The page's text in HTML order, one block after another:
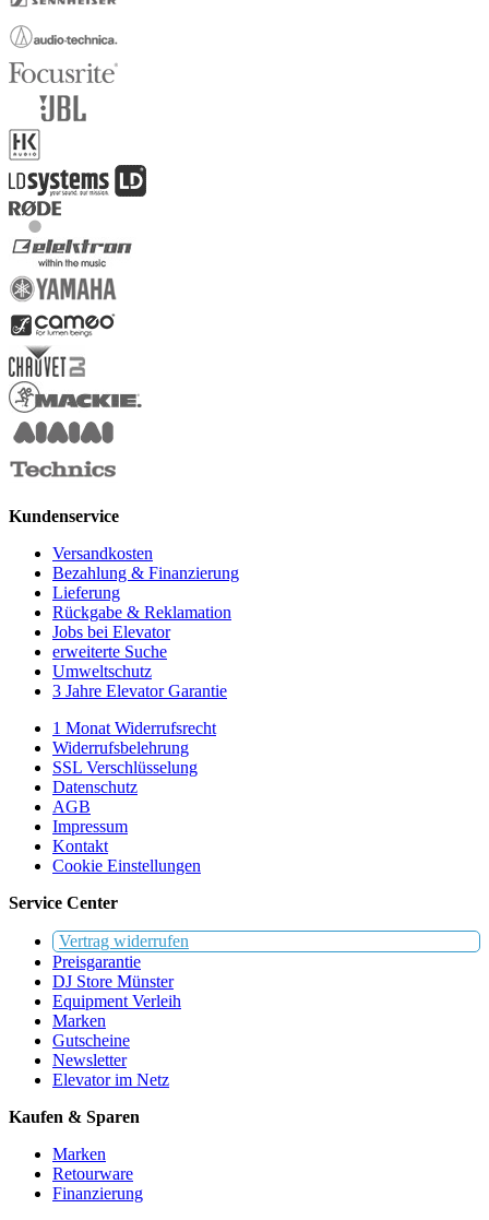
Kundenservice
Versandkosten
Bezahlung & Finanzierung
Lieferung
Rückgabe & Reklamation
Jobs bei Elevator
erweiterte Suche
Umweltschutz
3 Jahre Elevator Garantie
1 Monat Widerrufsrecht
Widerrufsbelehrung
SSL Verschlüsselung
Datenschutz
AGB
Impressum
Kontakt
Cookie Einstellungen
Service Center
Vertrag widerrufen
Preisgarantie
DJ Store Münster
Equipment Verleih
Marken
Gutscheine
Newsletter
Elevator im Netz
Kaufen & Sparen
Marken
Retourware
Finanzierung